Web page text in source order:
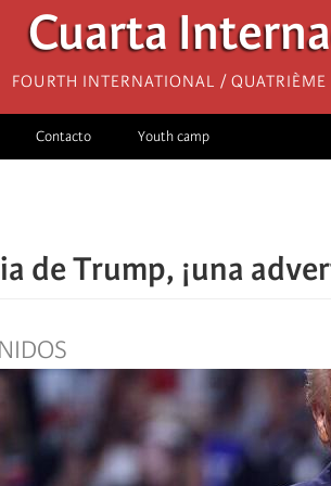
Cuarta
Fourth International /
Contacto Youth camp
de Trump, ¡una